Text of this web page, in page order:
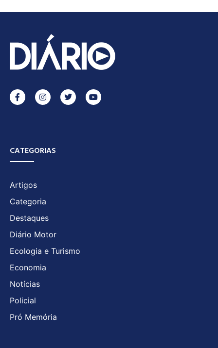
CATEGORIAS
Artigos
Categoria
Destaques
Diário Motor
Ecologia e Turismo
Economia
Notícias
Policial
Pró Memória